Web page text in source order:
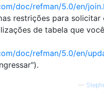
doc/refman/5.0/en/
restrições para solicitar
de tabela que
doc/refman/5.0/en/
—